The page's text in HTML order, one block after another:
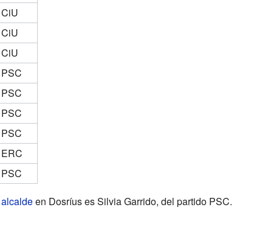
CiU
CiU
CiU
PSC
PSC
PSC
PSC
ERC
PSC
alcaldeen Dosríus es Silvia Garrido, del partido PSC.